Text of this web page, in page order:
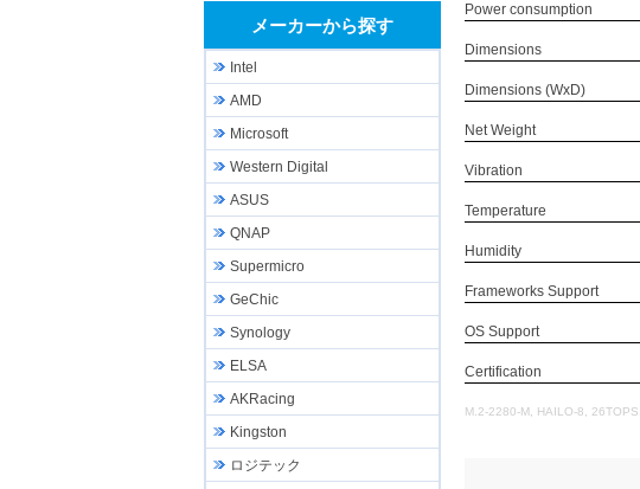
Power consumption
Dimensions
Dimensions (WxD)
Net Weight
Vibration
Temperature
Humidity
Frameworks Support
OS Support
Certification
M.2-2280-M, HAILO-8,
メーカーから探す
Intel
AMD
Microsoft
Western Digital
ASUS
QNAP
Supermicro
GeChic
Synology
ELSA
AKRacing
Kingston
ロジテック